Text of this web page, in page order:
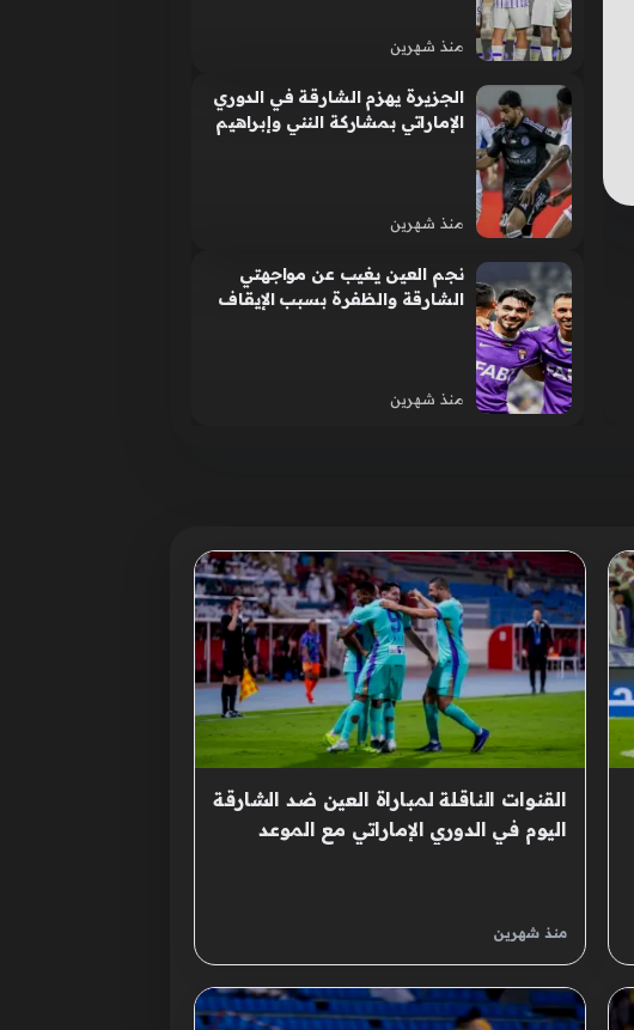
منذ شهرين
الجزيرة يهزم الشارقة في الدوري
الإماراتي بمشاركة النني وإبراهيم
منذ شهرين
نجم العين يغيب عن مواجهتي
الشارقة والظفرة بسبب الإيقاف
منذ شهرين
القنوات الناقلة لمباراة العين ضد الشارقة
اليوم في الدوري الإماراتي مع الموعد
منذ شهرين